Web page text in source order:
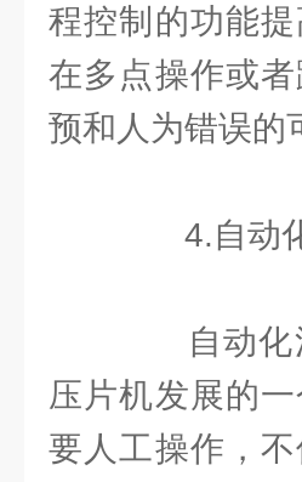
程控制的功能
在多点操作或
预和人为错误的
4.自动化
自动化清
压片机发展的
要人工操作，